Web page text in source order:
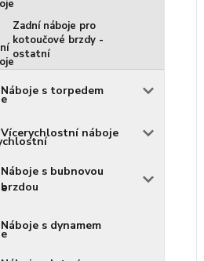
Zadní náboje pro
kotoučové brzdy -
ostatní
Náboje s torpedem
Vícerychlostní náboje
Náboje s bubnovou
brzdou
Náboje s dynamem